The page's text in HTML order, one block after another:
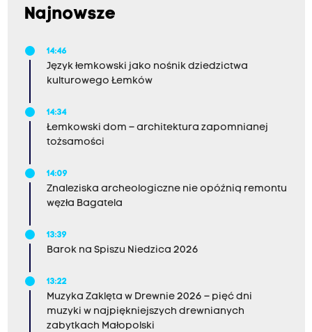
Najnowsze
14:46
Język łemkowski jako nośnik dziedzictwa
kulturowego Łemków
14:34
Łemkowski dom – architektura zapomnianej
tożsamości
14:09
Znaleziska archeologiczne nie opóźnią remontu
węzła Bagatela
13:39
Barok na Spiszu Niedzica 2026
13:22
Muzyka Zaklęta w Drewnie 2026 – pięć dni
muzyki w najpiękniejszych drewnianych
zabytkach Małopolski